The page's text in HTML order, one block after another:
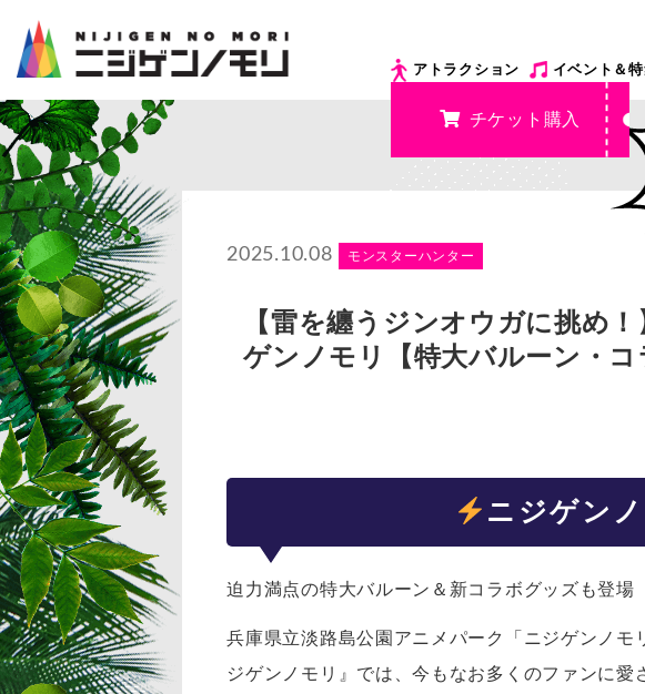
アトラクション イベント＆
チケット購入
2025.10.08 モンスターハンター
【雷を纏うジンオウガに挑め
ゲンノモリ【特大バルーン・コ
ニジゲン
迫力満点の特大バルーン＆新コラボグッズも登場
兵庫県立淡路島公園アニメパーク「ニジゲンノモ
ジゲンノモリ』では、今もなお多くのファンに愛